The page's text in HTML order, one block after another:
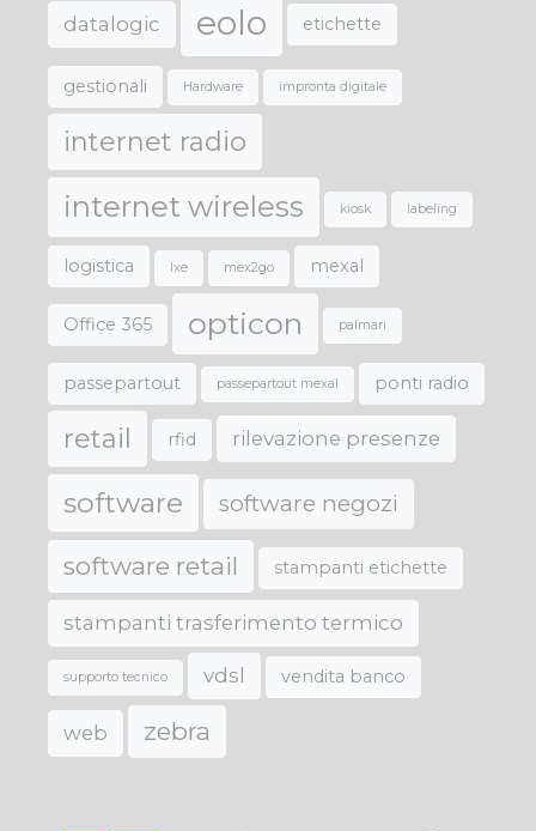
datalogic eolo etichette
gestionali Hardware impronta digitale
internet radio
internet wireless kiosk labeling
logistica lxe mex2go mexal
Office 365 opticon palmari
passepartout passepartout mexal ponti radio
retail rfid rilevazione presenze
software software negozi
software retail stampanti etichette
stampanti trasferimento termico
supporto tecnico vdsl vendita banco
web zebra